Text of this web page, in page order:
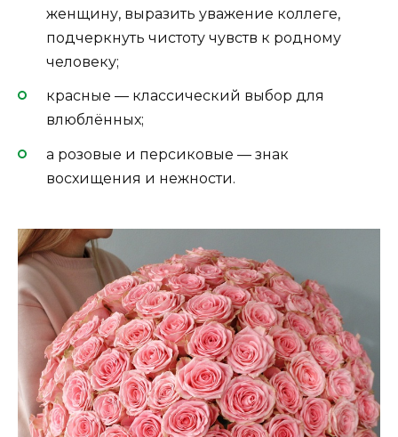
женщину, выразить уважение коллеге,
подчеркнуть чистоту чувств к родному
человеку;
красные — классический выбор для
влюблённых;
а розовые и персиковые — знак
восхищения и нежности.